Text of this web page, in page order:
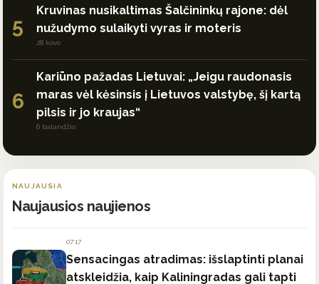
5
Kruvinas nusikaltimas Šalčininkų rajone: dėl
nužudymo sulaikyti vyras ir moteris
28 kovo
6
Kariūno pažadas Lietuvai: „Jeigu raudonasis
maras vėl kėsinsis į Lietuvos valstybę, šį kartą
pilsis ir jo kraujas“
6 balandžio
NAUJAUSIA
Naujausios naujienos
07:17
Sensacingas atradimas: išslaptinti planai
atskleidžia, kaip Kaliningradas gali tapti